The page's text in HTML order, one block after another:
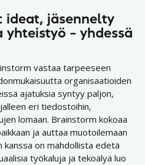
ideat, jäsennelty
– yhdessä
vastaa tarpeeseen
organisaatioiden
ajatuksia syntyy paljon,
eri tiedostoihin,
lomaan. Brainstorm kokoaa
ja auttaa muotoilemaan
kanssa on mahdollista edetä
työkaluja ja tekoälyä luo